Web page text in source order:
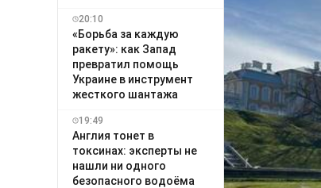
20:10
«Борьба за каждую
ракету»: как Запад
превратил помощь
Украине в инструмент
жесткого шантажа
19:49
Англия тонет в
токсинах: эксперты не
нашли ни одного
безопасного водоёма